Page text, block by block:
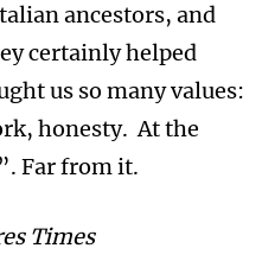
ancestors, and
certainly helped
us so many values:
honesty. At the
Far from it.
Times